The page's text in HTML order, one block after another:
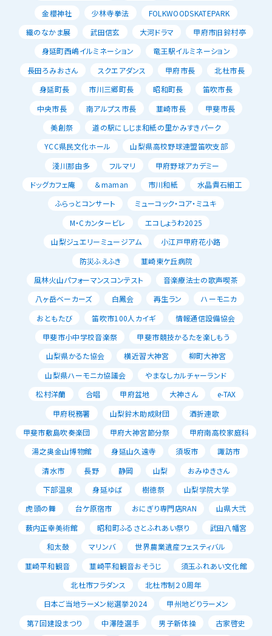
金櫻神社
少林寺拳法
FOLKWOODSKATEPARK
織のなかま展
武田信玄 大河ドラマ
甲府市旧鈴村亭
身延町西嶋イルミネーション
竜王駅イルミネーション
長田ろみおさん
スクエアダンス 甲府市長
北杜市長
身延町長
市川三郷町長 昭和町長
笛吹市長
中央市長
南アルプス市長 韮崎市長
甲斐市長
美創祭
道の駅にしじま和紙の里かみすきパーク
YCC県民文化ホール
山梨県高校野球連盟笛吹支部
淺川那由多
フルマリ
甲府野球アカデミー
ドッグカフェ庵
＆maman 市川和紙
水晶貴石細工
ふらっとコンサート
ミューコック・コア・ミユキ
M・Cカンタービレ
エコしょうわ2025
山梨ジュエリーミュージアム
小江戸甲府花小路
防災ふえふき
韮崎東ケ丘病院
風林火山パフォーマンスコンテスト
音楽療法士の歌声喫茶
八ヶ岳ベーカーズ
白鳳会 再生ラン
ハーモニカ
おともたび
笛吹市100人カイギ
情報通信設備協会
甲斐市小中学校音楽祭
甲斐市競技かるたを楽しもう
山梨県かるた協会
横近習大神宮
柳町大神宮
山梨県ハーモニカ協議会
やまなしカルチャーランド
松村洋蘭
合唱 甲府盆地 大神さん
e-TAX
甲府税務署
山梨鈴木助成財団
酒折連歌
甲斐市敷島吹奏楽団
甲府大神宮節分祭
甲府南高校家庭科
湯之奥金山博物館
身延山久遠寺 須坂市
諏訪市
清水市
長野 静岡 山梨
おみゆきさん
下部温泉
身延ゆば 樹徳祭
山梨学院大学
虎頭の舞
台ケ原宿市 おにぎり専門店RAN
山県大弐
薮内正幸美術館
昭和町ふるさとふれあい祭り
武田八幡宮
和太鼓
マリンバ
世界農業遺産フェスティバル
韮崎平和観音
韮崎平和観音おそうじ
須玉ふれあい文化館
北杜市フラダンス
北杜市制２０周年
日本ご当地ラーメン総選挙2024
甲州地どりラーメン
第７回建設まつり
中澤陸選手 男子新体操
古家啓史